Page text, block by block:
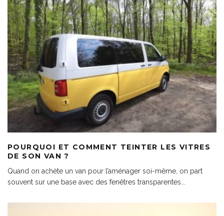
POURQUOI ET COMMENT TEINTER LES VITRES
DE SON VAN ?
Quand on achète un van pour l’aménager soi-même, on part
souvent sur une base avec des fenêtres transparentes